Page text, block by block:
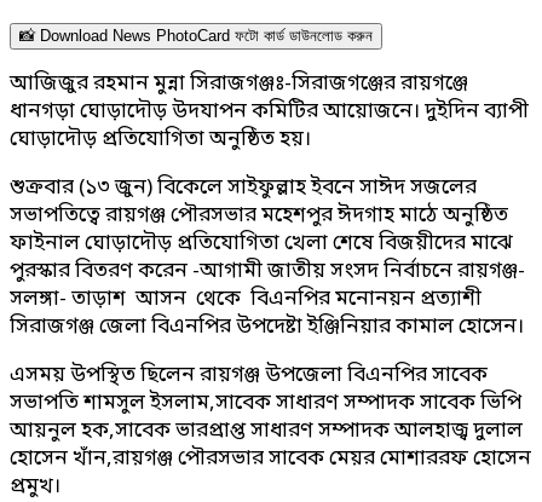
📸 Download News PhotoCard ফটো কার্ড ডাউনলোড করুন
আজিজুর রহমান মুন্না সিরাজগঞ্জঃ-সিরাজগঞ্জের রায়গঞ্জে
ধানগড়া ঘোড়াদৌড় উদযাপন কমিটির আয়োজনে। দুইদিন ব্যাপী
ঘোড়াদৌড় প্রতিযোগিতা অনুষ্ঠিত হয়।
শুক্রবার (১৩ জুন) বিকেলে সাইফুল্লাহ ইবনে সাঈদ সজলের
সভাপতিত্বে রায়গঞ্জ পৌরসভার মহেশপুর ঈদগাহ মাঠে অনুষ্ঠিত
ফাইনাল ঘোড়াদৌড় প্রতিযোগিতা খেলা শেষে বিজয়ীদের মাঝে
পুরস্কার বিতরণ করেন -আগামী জাতীয় সংসদ নির্বাচনে রায়গঞ্জ-
সলঙ্গা- তাড়াশ আসন থেকে বিএনপির মনোনয়ন প্রত্যাশী
সিরাজগঞ্জ জেলা বিএনপির উপদেষ্টা ইঞ্জিনিয়ার কামাল হোসেন।
এসময় উপস্থিত ছিলেন রায়গঞ্জ উপজেলা বিএনপির সাবেক
সভাপতি শামসুল ইসলাম,সাবেক সাধারণ সম্পাদক সাবেক ভিপি
আয়নুল হক,সাবেক ভারপ্রাপ্ত সাধারণ সম্পাদক আলহাজ্ব দুলাল
হোসেন খাঁন,রায়গঞ্জ পৌরসভার সাবেক মেয়র মোশাররফ হোসেন
প্রমুখ।